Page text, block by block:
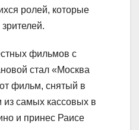
ролей, которые
фильмов с
стал «Москва
фильм, снятый в
из самых кассовых в
и принес Раисе